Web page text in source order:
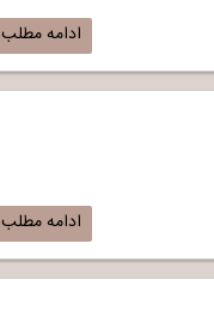
ادامه مطلب
ادامه مطلب